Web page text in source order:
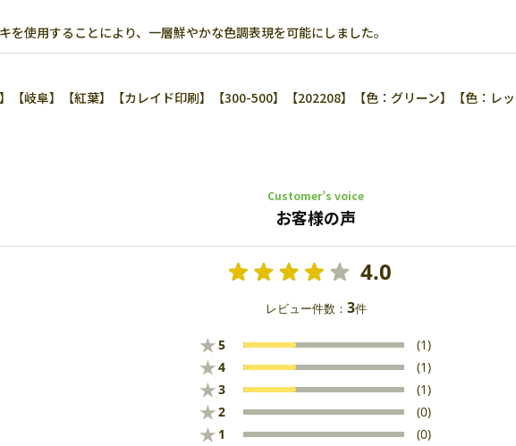
使用することにより、一層鮮やかな色調表現を可能にしました。
【岐阜】【紅葉】【カレイド印刷】【300-500】【202208】【色：グリーン】【色：レ
Customer’s voice
お客様の声
4.0
レビュー件数： 3件
★5 (1)
★4 (1)
★3 (1)
★2 (0)
★ 1 (0)